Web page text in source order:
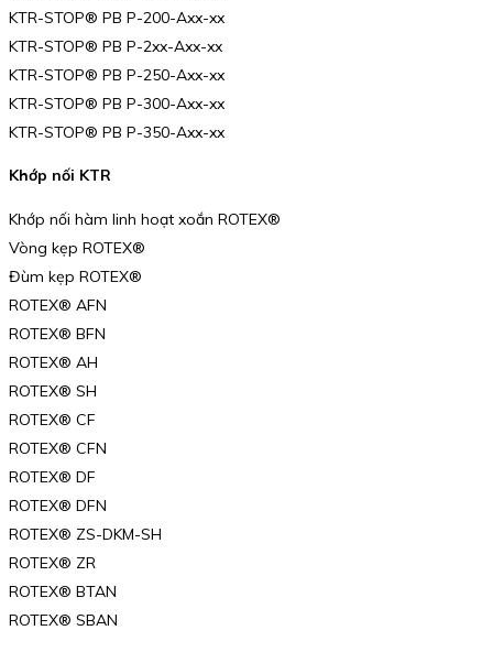
KTR-STOP® PB P-200-Axx-xx
KTR-STOP® PB P-2xx-Axx-xx
KTR-STOP® PB P-250-Axx-xx
KTR-STOP® PB P-300-Axx-xx
KTR-STOP® PB P-350-Axx-xx
Khớp nối KTR
Khớp nối hàm linh hoạt xoắn ROTEX®
Vòng kẹp ROTEX®
Đùm kẹp ROTEX®
ROTEX® AFN
ROTEX® BFN
ROTEX® AH
ROTEX® SH
ROTEX® CF
ROTEX® CFN
ROTEX® DF
ROTEX® DFN
ROTEX® ZS-DKM-SH
ROTEX® ZR
ROTEX® BTAN
ROTEX® SBAN